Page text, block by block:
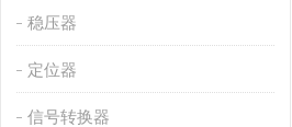
稳压器
定位器
信号转换器